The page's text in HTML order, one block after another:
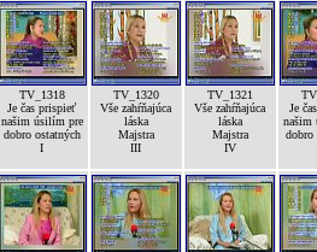
TV_1318
Je čas prispieť
našim úsilím pre
dobro ostatných
I
TV_1320
Vše zahŕňajúca
láska
Majstra
III
TV_1321
Vše zahŕňajúca
láska
Majstra
IV
Je
našim
dobro